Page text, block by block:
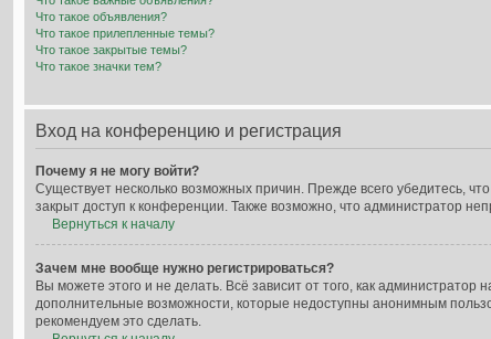
Что такое объявления?
Что такое прилепленные темы?
Что такое закрытые темы?
Что такое значки тем?
Вход на конференцию и регистрация
Почему я не могу войти?
Существует несколько возможных причин. Прежде всего убедитесь,
закрыт доступ к конференции. Также возможно, что администратор
Вернуться к началу
Зачем мне вообще нужно регистрироваться?
Вы можете этого и не делать. Всё зависит от того, как
дополнительные возможности, которые недоступны анонимным
рекомендуем это сделать.